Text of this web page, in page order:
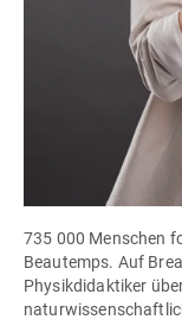
735 000 Menschen
Beautemps. Auf
Physikdidaktiker